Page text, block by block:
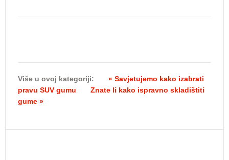
Više u ovoj kategoriji:
« Savjetujemo kako izabrati
pravu SUV gumu
Znate li kako ispravno skladištiti
gume »